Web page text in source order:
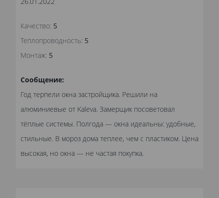
Качество: 5
Теплопроводность: 5
Монтаж: 5
Сообщение:
Год терпели окна застройщика. Решили на
алюминиевые от Kaleva. Замерщик посоветовал
тёплые системы. Полгода — окна идеальны: удобные,
стильные. В мороз дома теплее, чем с пластиком. Цена
высокая, но окна — не частая покупка.